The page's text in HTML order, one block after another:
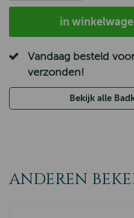
in
Vandaag besteld
verzonden!
Bekijk alle
ANDEREN